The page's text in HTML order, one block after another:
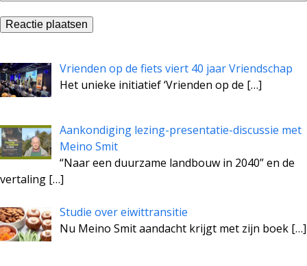
Vrienden op de fiets viert 40 jaar Vriendschap
Het unieke initiatief ‘Vrienden op de […]
Aankondiging lezing-presentatie-discussie met
Meino Smit
“Naar een duurzame landbouw in 2040” en de
vertaling […]
Studie over eiwittransitie
Nu Meino Smit aandacht krijgt met zijn boek […]